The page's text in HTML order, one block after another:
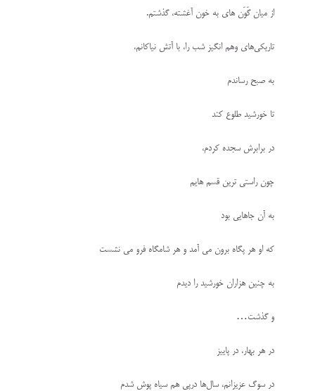
از میان گَوَن های به خون آغشته، گذشتم.
تاریکی‌های وهم انگیز شب را، با آتش نیاکانم،
به صبح رساندم
تا خورشید طلوع کند
در برابرش سجده کردم،
چون راستی ترین قسم هایم
به آن جاهایی بود
که او هر پگاه برون می آمد و هر شامگاه فرو می نشست
به چنین هزاران خورشید را دیدم
و گذشت…
در هر بهار، در پاییز
در سوگ عزیزانم، سال‌ها درپی هم سیاه پوش شدم